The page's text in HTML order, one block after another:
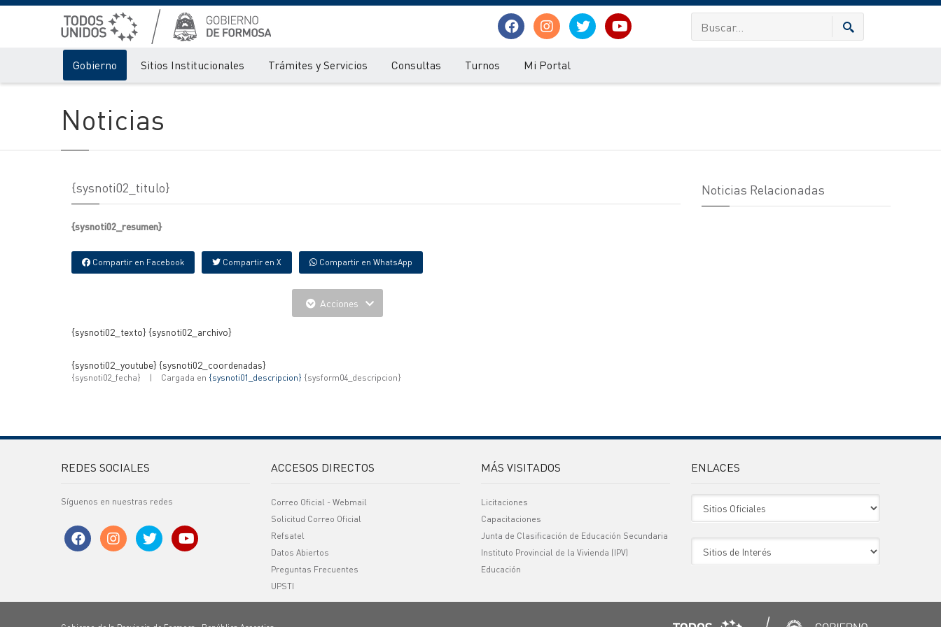
Gobierno Sitios Institucionales Trámites y Servicios Consultas Turnos Mi Portal
Noticias
{sysnoti02_titulo}
{sysnoti02_resumen}
Compartir en Facebook Compartir en X Compartir en WhatsApp
Acciones
{sysnoti02_texto} {sysnoti02_archivo}
{sysnoti02_youtube} {sysnoti02_coordenadas}
{sysnoti02_fecha} | Cargada en {sysnoti01_descripcion} {sysform04_descripcion}
Noticias Relacionadas
REDES SOCIALES
Síguenos en nuestras redes
ACCESOS DIRECTOS
Correo Oficial - Webmail
Solicitud Correo Oficial
Refsatel
Datos Abiertos
Preguntas Frecuentes
UPSTI
MÁS VISITADOS
Licitaciones
Capacitaciones
Junta de Clasificación de Educación Secundaria
Instituto Provincial de la Vivienda (IPV)
Educación
ENLACES